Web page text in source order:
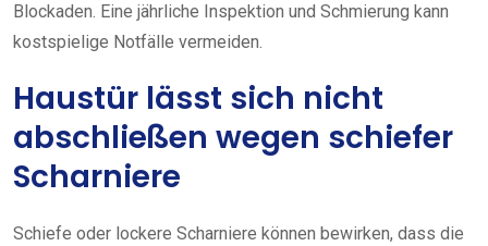
Blockaden. Eine jährliche Inspektion und Schmierung kann
kostspielige Notfälle vermeiden.
Haustür lässt sich nicht
abschließen wegen schiefer
Scharniere
Schiefe oder lockere Scharniere können bewirken, dass die